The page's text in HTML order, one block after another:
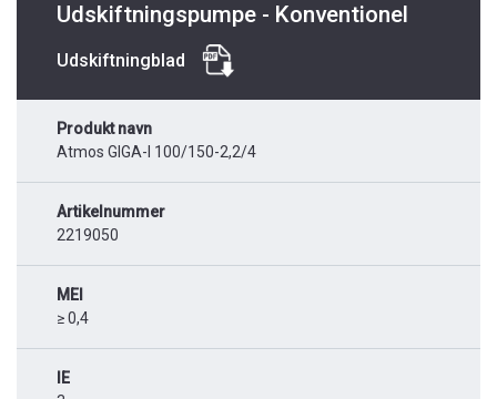
Udskiftningspumpe - Konventionel
Udskiftningblad
Produkt navn
Atmos GIGA-I 100/150-2,2/4
Artikelnummer
2219050
MEI
≥ 0,4
IE